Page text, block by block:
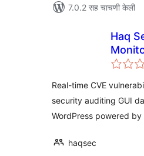
7.0.2 सह चाचणी केली
Haq
Real-time CVE
security auditing GUI
WordPress powered
haqsec